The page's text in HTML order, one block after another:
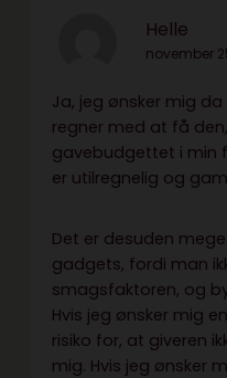
Helle
november
Ja, jeg ønsker mig
regner med at få
gavebudgettet i min
er utilregnelig og
Det er desuden
gadgets, fordi man
smagsfaktoren, og
Hvis jeg ønsker mig
risiko for, at giveren
mig. Hvis jeg ønsker